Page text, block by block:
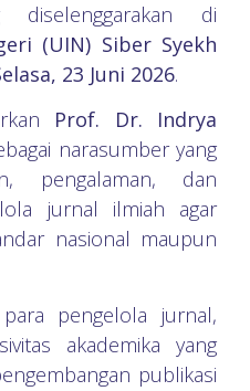
di
(UIN) Siber Syekh
23 Juni 2026.
Prof. Dr. Indrya
narasumber yang
pengalaman, dan
jurnal ilmiah agar
nasional maupun
pengelola jurnal,
akademika yang
publikasi